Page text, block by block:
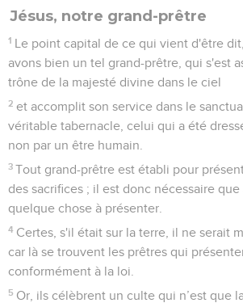
Jésus, notre grand-prêtre
1 Le point capital de ce qui vient d'être
avons bien un tel grand-prêtre, qui s'est
trône de la majesté divine dans le ciel
2 et accomplit son service dans le
véritable tabernacle, celui qui a été
non par un être humain.
3 Tout grand-prêtre est établi pour
des sacrifices ; il est donc nécessaire
quelque chose à présenter.
4 Certes, s'il était sur la terre, il ne serait
car là se trouvent les prêtres qui
conformément à la loi.
5 Or, ils célèbrent un culte qui n’est que